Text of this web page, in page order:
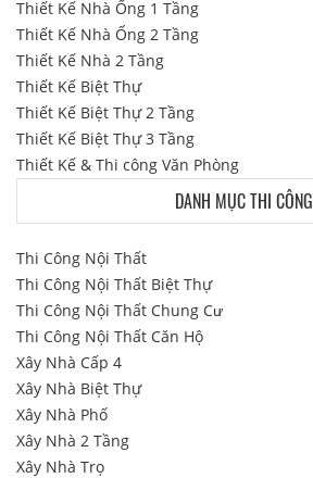
Thiết Kế Nhà Ống 1 Tầng
Thiết Kế Nhà Ống 2 Tầng
Thiết Kế Nhà 2 Tầng
Thiết Kế Biệt Thự
Thiết Kế Biệt Thự 2 Tầng
Thiết Kế Biệt Thự 3 Tầng
Thiết Kế & Thi công Văn Phòng
DANH MỤC THI CÔNG
Thi Công Nội Thất
Thi Công Nội Thất Biệt Thự
Thi Công Nội Thất Chung Cư
Thi Công Nội Thất Căn Hộ
Xây Nhà Cấp 4
Xây Nhà Biệt Thự
Xây Nhà Phố
Xây Nhà 2 Tầng
Xây Nhà Trọ